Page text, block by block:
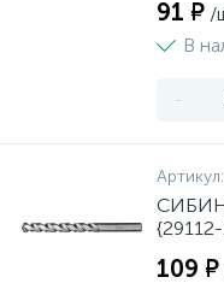
91 ₽ /
В
-
Артикул:
СИБИН
109 ₽